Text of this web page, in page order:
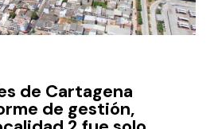
de Cartagena
de gestión,